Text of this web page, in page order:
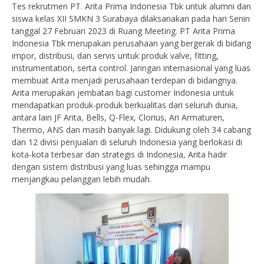
Tes rekrutmen PT. Arita Prima Indonesia Tbk untuk alumni dan
siswa kelas XII SMKN 3 Surabaya dilaksanakan pada hari Senin
tanggal 27 Februari 2023 di Ruang Meeting. PT Arita Prima
Indonesia Tbk merupakan perusahaan yang bergerak di bidang
impor, distribusi, dan servis untuk produk valve, fitting,
instrumentation, serta control. Jaringan internasional yang luas
membuat Arita menjadi perusahaan terdepan di bidangnya.
Arita merupakan jembatan bagi customer Indonesia untuk
mendapatkan produk-produk berkualitas dari seluruh dunia,
antara lain JF Arita, Bells, Q-Flex, Clorius, Ari Armaturen,
Thermo, ANS dan masih banyak lagi. Didukung oleh 34 cabang
dan 12 divisi penjualan di seluruh Indonesia yang berlokasi di
kota-kota terbesar dan strategis di Indonesia, Arita hadir
dengan sistem distribusi yang luas sehingga mampu
menjangkau pelanggan lebih mudah.